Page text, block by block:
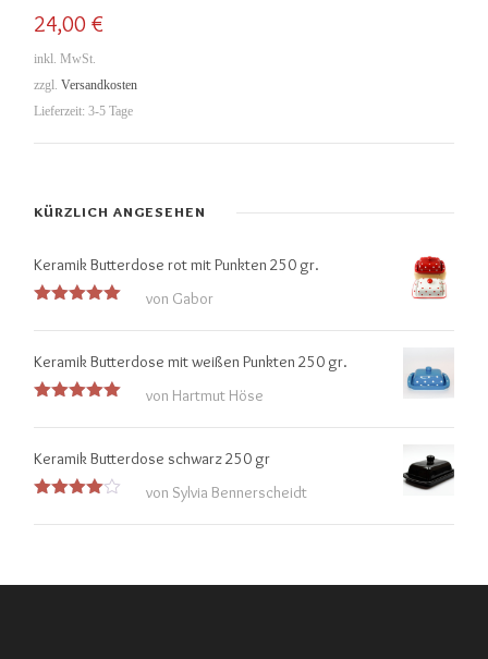
mit5.00
24,00 €
inkl. MwSt.
zzgl. Versandkosten
Lieferzeit: 3-5 Tage
KÜRZLICH ANGESEHEN
Keramik Butterdose rot mit Punkten 250 gr.
mit5von
von Gabor
Keramik Butterdose mit weißen Punkten 250 gr.
mit5von
von Hartmut Höse
Keramik Butterdose schwarz 250 gr
mit4
von Sylvia Bennerscheidt